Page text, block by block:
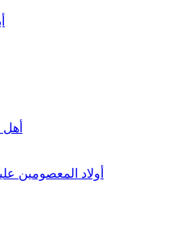
أهل
أولاد المعصومين